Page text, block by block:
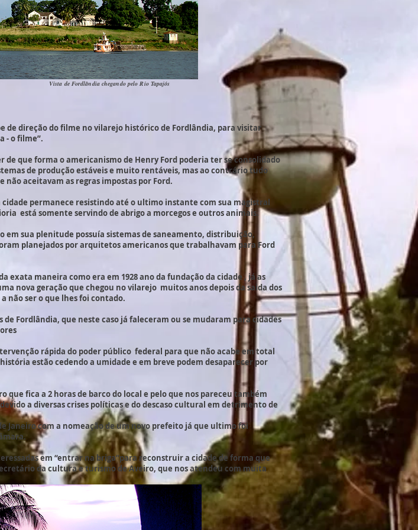
Vista de Fordlândia chegando pelo Rio Tapajós
de direção do filme no vilarejo histórico de Fordlândia, para visitar
- o filme”.
que forma o americanismo de Henry Ford poderia ter se consolidado
de produção estáveis e muito rentáveis, mas ao contrário tudo
aceitavam as regras impostas por Ford.
permanece resistindo até o ultimo instante com sua magistral
está somente servindo de abrigo a morcegos e outros animais.
em sua plenitude possuía sistemas de saneamento, distribuição,
planejados por arquitetos americanos que trabalhavam para Ford
exata maneira como era em 1928 ano da fundação da cidade , já as
nova geração que chegou no vilarejo muitos anos depois da saida dos
não ser o que lhes foi contado.
Fordlândia, que neste caso já faleceram ou se mudaram para cidades
rápida do poder público federal para que não acabe em total
estão cedendo a umidade e em breve podem desaparecer por
fica a 2 horas de barco do local e pelo que nos pareceu também
a diversas crises políticas e do descaso cultural em detrimento de
Janeiro com a nomeação de um novo prefeito já que ultimo foi
em “entrar na briga”para reconstruir a cidade de forma que
da cultura e turismo de Aveiro, que nos atendeu com muita